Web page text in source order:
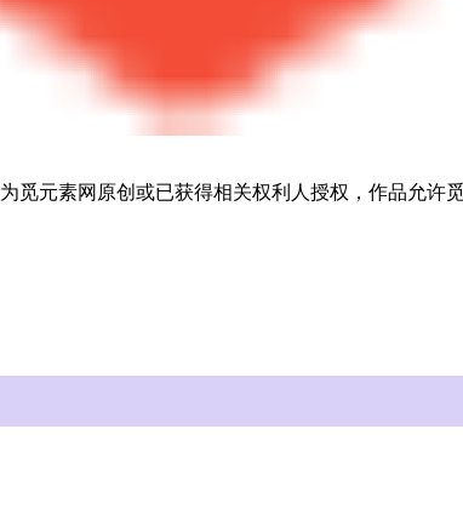
元素网原创或已获得相关权利人授权，作品允许